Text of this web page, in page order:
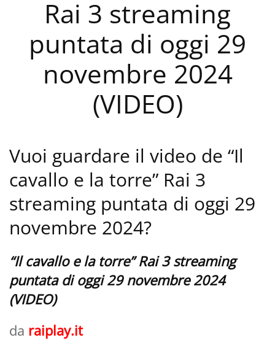
Rai 3 streaming
puntata di oggi 29
novembre 2024
(VIDEO)
Vuoi guardare il video de “Il
cavallo e la torre” Rai 3
streaming puntata di oggi 29
novembre 2024?
“Il cavallo e la torre” Rai 3 streaming
puntata di oggi 29 novembre 2024
(VIDEO)
da raiplay.it